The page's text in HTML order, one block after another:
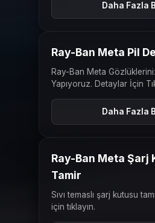
Daha Fazla
Ray-Ban Meta Pil
Ray-Ban Meta
Yapıyoruz. Detaylar İçin
Daha Fazla
Ray-Ban Meta Şarj
Tamir
Sıvı temaslı şarj kutusu
için tıklayın.